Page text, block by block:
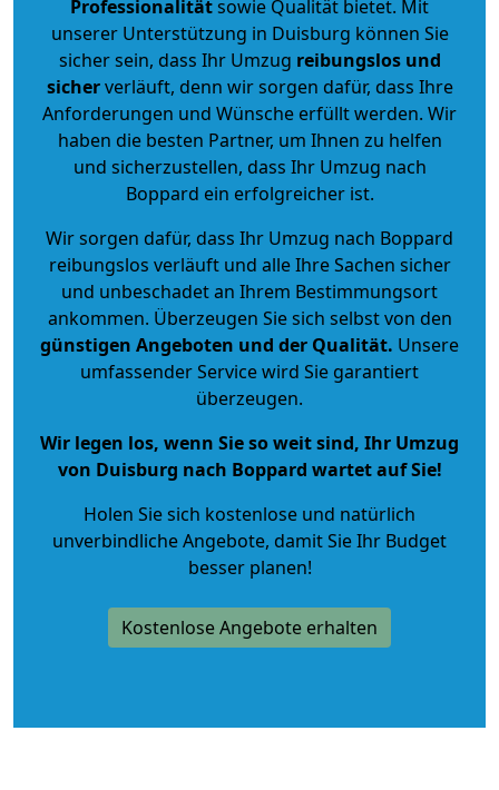
Professionalitätsowie Qualität bietet. Mit
unserer Unterstützung in Duisburg können Sie
sicher sein, dass Ihr Umzug reibungslos und
sicherverläuft, denn wir sorgen dafür, dass Ihre
Anforderungen und Wünsche erfüllt werden. Wir
haben die besten Partner, um Ihnen zu helfen
und sicherzustellen, dass Ihr Umzug nach
Boppard ein erfolgreicher ist.
Wir sorgen dafür, dass Ihr Umzug nach Boppard
reibungslos verläuft und alle Ihre Sachen sicher
und unbeschadet an Ihrem Bestimmungsort
ankommen. Überzeugen Sie sich selbst von den
günstigen Angeboten und der Qualität. Unsere
umfassender Service wird Sie garantiert
überzeugen.
Wir legen los, wenn Sie so weit sind, Ihr Umzug
von Duisburg nach Boppard wartet auf Sie!
Holen Sie sich kostenlose und natürlich
unverbindliche Angebote, damit Sie Ihr Budget
besser planen!
Kostenlose Angebote erhalten